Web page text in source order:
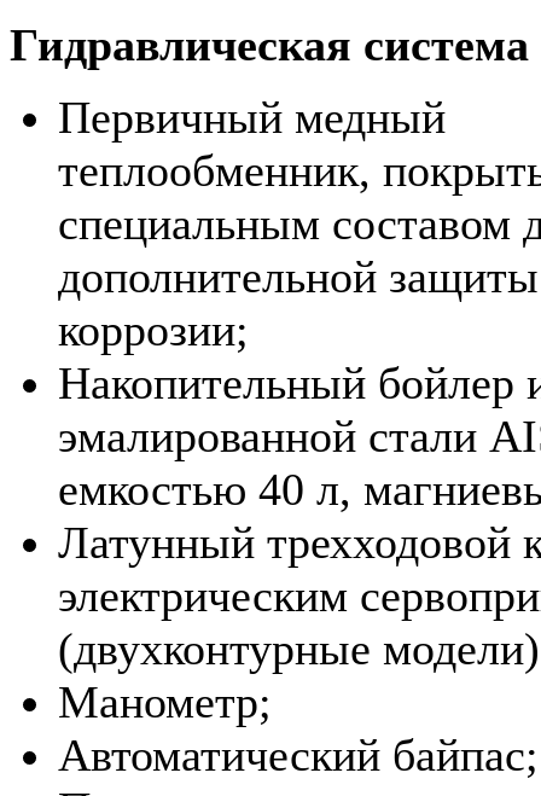
Гидравлическая система
Первичный медный
теплообменник,
специальным составом
дополнительной
коррозии;
Накопительный бойлер
эмалированной стали
емкостью 40 л,
Латунный трехходовой
электрическим
(двухконтурные
Манометр;
Автоматический байпас;